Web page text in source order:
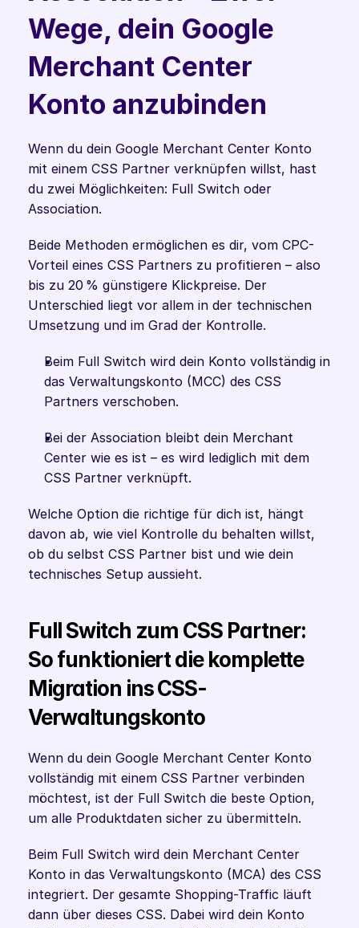
Wege, dein Google
Merchant Center
Konto anzubinden
Wenn du dein Google Merchant Center Konto
mit einem CSS Partner verknüpfen willst, hast
du zwei Möglichkeiten: Full Switch oder
Association.
Beide Methoden ermöglichen es dir, vom CPC-
Vorteil eines CSS Partners zu profitieren – also
bis zu 20 % günstigere Klickpreise. Der
Unterschied liegt vor allem in der technischen
Umsetzung und im Grad der Kontrolle.
Beim Full Switch wird dein Konto vollständig in
das Verwaltungskonto (MCC) des CSS
Partners verschoben.
Bei der Association bleibt dein Merchant
Center wie es ist – es wird lediglich mit dem
CSS Partner verknüpft.
Welche Option die richtige für dich ist, hängt
davon ab, wie viel Kontrolle du behalten willst,
ob du selbst CSS Partner bist und wie dein
technisches Setup aussieht.
Full Switch zum CSS Partner:
So funktioniert die komplette
Migration ins CSS-
Verwaltungskonto
Wenn du dein Google Merchant Center Konto
vollständig mit einem CSS Partner verbinden
möchtest, ist der Full Switch die beste Option,
um alle Produktdaten sicher zu übermitteln.
Beim Full Switch wird dein Merchant Center
Konto in das Verwaltungskonto (MCA) des CSS
integriert. Der gesamte Shopping-Traffic läuft
dann über dieses CSS. Dabei wird dein Konto